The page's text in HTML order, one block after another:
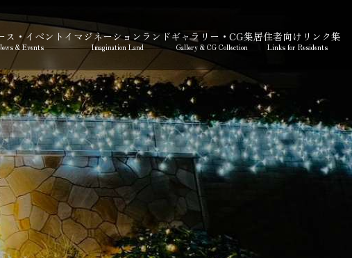
ス・イベント
& Events
イマジネーションランド
Imagination Land
ギャラリー・CG集
Gallery & CG Collection
居住者向けリンク集
Links for Residents